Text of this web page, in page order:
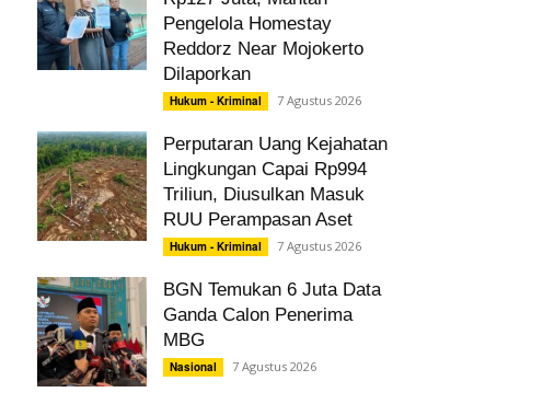
Pengelola Homestay
Reddorz Near Mojokerto
Dilaporkan
Hukum - Kriminal 7 Agustus 2026
Perputaran Uang Kejahatan
Lingkungan Capai Rp994
Triliun, Diusulkan Masuk
RUU Perampasan Aset
Hukum - Kriminal 7 Agustus 2026
BGN Temukan 6 Juta Data
Ganda Calon Penerima
MBG
Nasional 7 Agustus 2026